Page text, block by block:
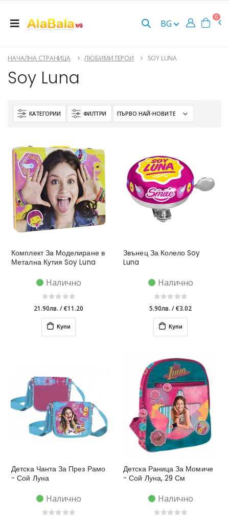
BG
0
НАЧАЛНА СТРАНИЦА ЛЮБИМИ ГЕРОИ SOY LUNA
Soy Luna
КАТЕГОРИИ ФИЛТРИ
Комплект За Моделиране в
Метална Кутия Soy Luna
Налично
21.90лв. /€11.20
Купи
Звънец За Колело Soy
Luna
Налично
5.90лв. /€3.02
Купи
Детска Чанта За През Рамо
- Сой Луна
Налично
Детска Раница За Момиче
- Сой Луна, 29 См
Налично